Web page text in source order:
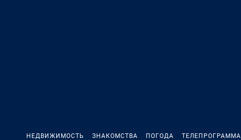
НЕДВИЖИМОСТЬ ЗНАКОМСТВА ПОГОДА ТЕЛЕПРОГРАММА